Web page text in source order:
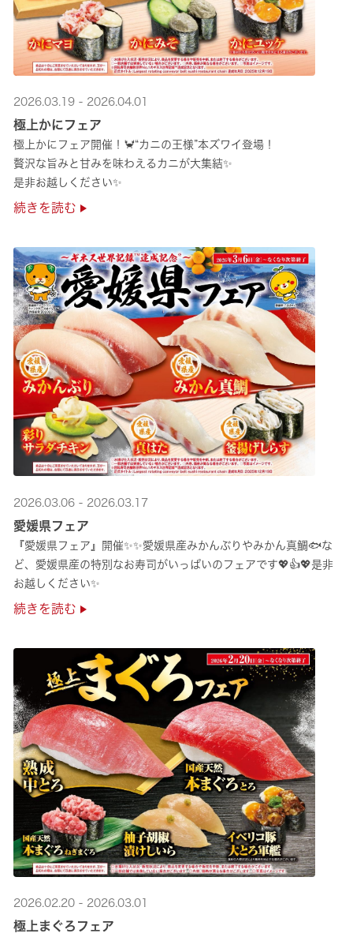
2026.03.19 - 2026.04.01
極上かにフェア
極上かにフェア開催！🦀“カニの王様”本ズワイ登場！
贅沢な旨みと甘みを味わえるカニが大集結✨
是非お越しください✨
続きを読む
2026.03.06 - 2026.03.17
愛媛県フェア
『愛媛県フェア』開催✨✨愛媛県産みかんぶりやみかん真鯛🐟な
ど、愛媛県産の特別なお寿司がいっぱいのフェアです💖👍💖是非
お越しください✨
続きを読む
2026.02.20 - 2026.03.01
極上まぐろフェア